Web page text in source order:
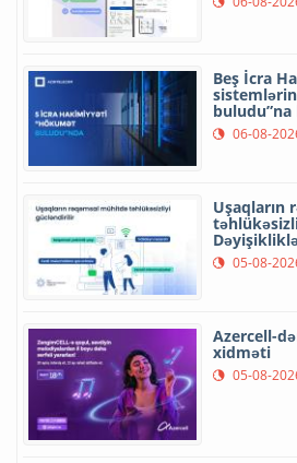
Beş İcra
06-08-
Uşaqların
05-08-
Azercell-
xidməti
05-08-